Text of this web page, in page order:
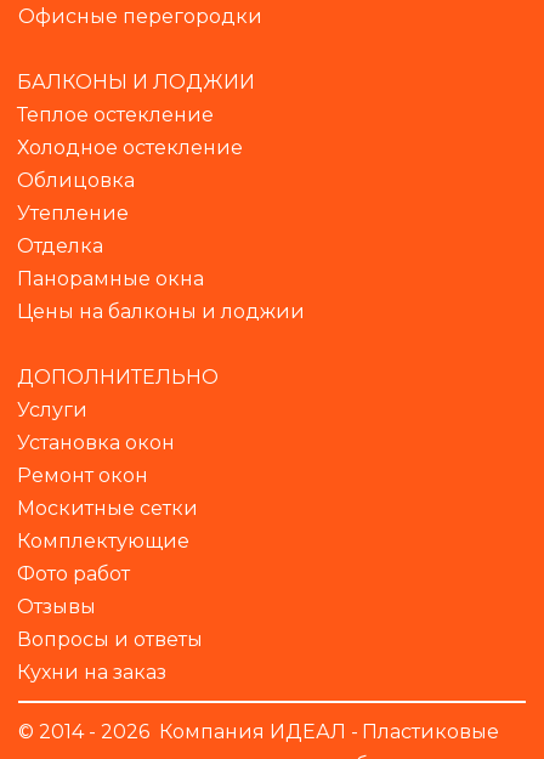
Офисные перегородки
БАЛКОНЫ И ЛОДЖИИ
Теплое остекление
Холодное остекление
Облицовка
Утепление
Отделка
Панорамные окна
Цены на балконы и лоджии
ДОПОЛНИТЕЛЬНО
Услуги
Установка окон
Ремонт окон
Москитные сетки
Комплектующие
Фото работ
Отзывы
Вопросы и ответы
Кухни на заказ
© 2014 - 2026  Компания ИДЕАЛ - Пластиковые